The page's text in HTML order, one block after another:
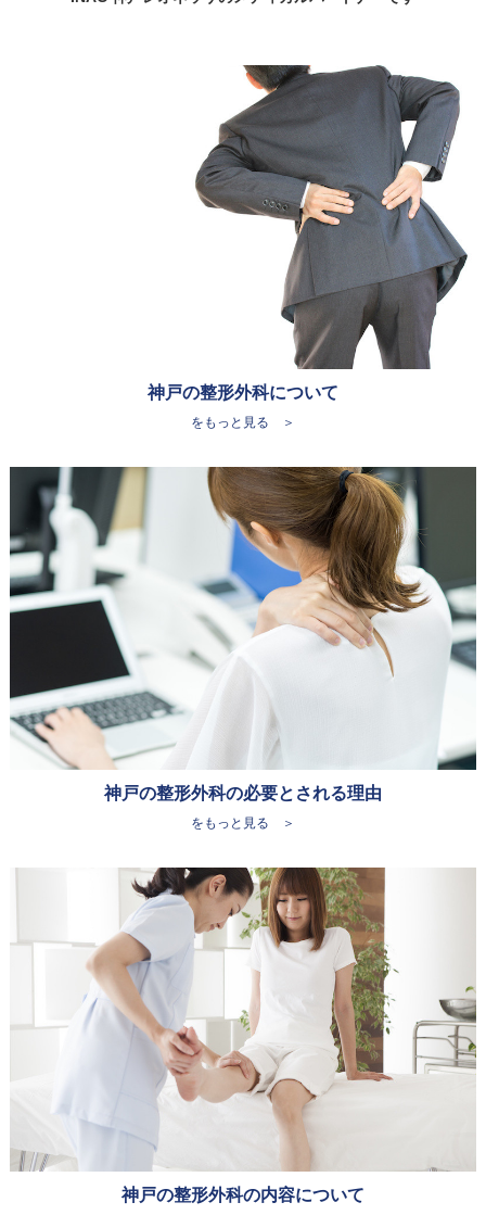
神戸の整形外科について
をもっと見る ＞
神戸の整形外科の必要とされる理由
をもっと見る ＞
神戸の整形外科の内容について